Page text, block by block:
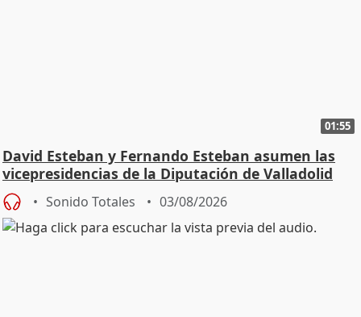
01:55
David Esteban y Fernando Esteban asumen las
vicepresidencias de la Diputación de Valladolid
Sonido Totales 03/08/2026